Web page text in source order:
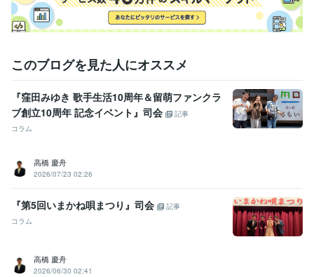
このブログを見た人にオススメ
『窪田みゆき 歌手生活10周年＆留萌ファンクラ
ブ創立10周年 記念イベント』司会
記事
コラム
高橋 慶舟
2026/07/23 02:26
『第5回いまかね唄まつり』司会
記事
コラム
高橋 慶舟
2026/06/30 02:41